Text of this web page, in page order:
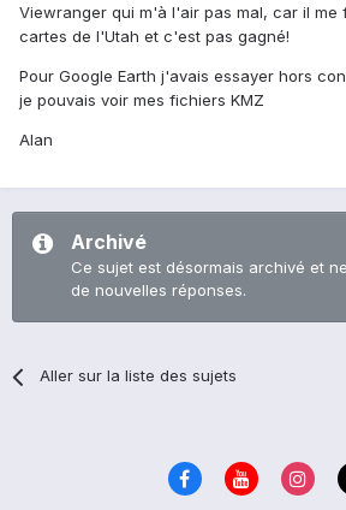
Viewranger qui m'à l'air pas mal, car il me
cartes de l'Utah et c'est pas gagné!
Pour Google Earth j'avais essayer hors
je pouvais voir mes fichiers KMZ
Alan
Archivé
Ce sujet est désormais archivé et
de nouvelles réponses.
Aller sur la liste des sujets